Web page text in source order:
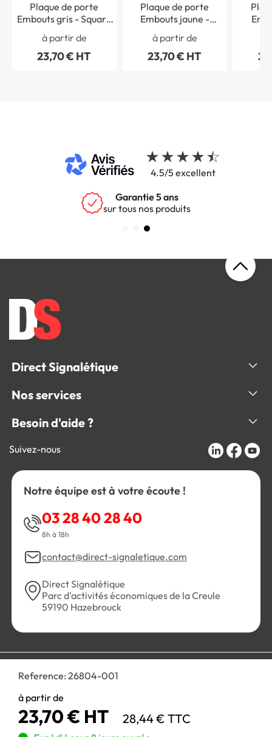
Reference: 26804-001
à partir de
23,70 € HT 28,44 € TTC
Plaque de porte
Embouts gris - Square
à partir de
23,70 € HT
Plaque de porte
Embouts jaune -
Square Color
à partir de
23,70 € HT
4.5/5 excellent
Garantie 5 ans
sur tous nos produits
Direct Signalétique
Nos services
Besoin d'aide ?
Suivez-nous
Notre équipe est à votre écoute !
03 28 40 28 40
8h à 18h
contact@direct-signaletique.com
Direct Signalétique
Parc d'activités économiques de la Creule
59190 Hazebrouck
Personnaliser les cookies
Paiement 100% sécurisé :